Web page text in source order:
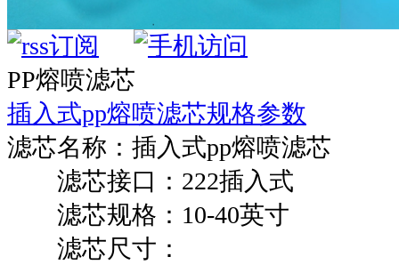
PP熔喷滤芯
插入式pp熔喷滤芯规格参数
滤芯名称：插入式pp熔喷滤芯
滤芯接口：222插入式
滤芯规格：10-40英寸
滤芯尺寸：